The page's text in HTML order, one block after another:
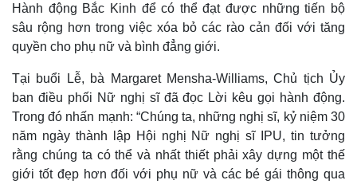
Hành động Bắc Kinh để có thể đạt được những tiến bộ
sâu rộng hơn trong việc xóa bỏ các rào cản đối với tăng
quyền cho phụ nữ và bình đẳng giới.
Tại buổi Lễ, bà Margaret Mensha-Williams, Chủ tịch Ủy
ban điều phối Nữ nghị sĩ đã đọc Lời kêu gọi hành động.
Trong đó nhấn mạnh: “Chúng ta, những nghị sĩ, kỷ niệm 30
năm ngày thành lập Hội nghị Nữ nghị sĩ IPU, tin tưởng
rằng chúng ta có thể và nhất thiết phải xây dựng một thế
giới tốt đẹp hơn đối với phụ nữ và các bé gái thông qua